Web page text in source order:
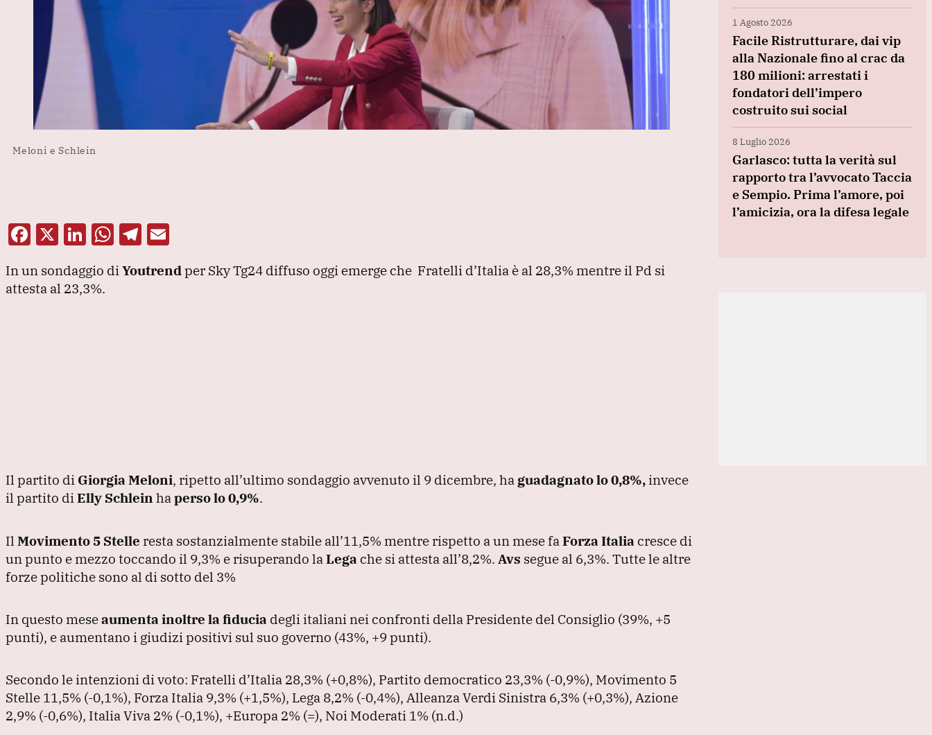
Meloni e Schlein
F
c
e
X Li
k
e
W
at
T
e ai
In un sondaggio diYoutrendper Sky Tg24 diffuso oggi emerge che Fratelli d’Italia è al 28,3% mentre il Pd si
attesta al 23,3%.
Il partito di Giorgia Meloni, ripetto all’ultimo sondaggio avvenuto il 9 dicembre, ha guadagnato lo 0,8%, invece
il partito diElly Schlein haperso lo 0,9%.
Il Movimento 5 Stelle resta sostanzialmente stabile all’11,5% mentre rispetto a un mese fa Forza Italia cresce di
un punto e mezzo toccando il 9,3% e risuperando la Lega che si attesta all’8,2%. Avs segue al 6,3%. Tutte le altre
forze politiche sono al di sotto del 3%
In questo meseaumenta inoltre la fiducia degli italiani nei confronti della Presidente del Consiglio (39%, +5
punti), e aumentano i giudizi positivi sul suo governo (43%, +9 punti).
Secondo le intenzioni di voto: Fratelli d’Italia 28,3% (+0,8%), Partito democratico 23,3% (-0,9%), Movimento 5
Stelle 11,5% (-0,1%), Forza Italia 9,3% (+1,5%), Lega 8,2% (-0,4%), Alleanza Verdi Sinistra 6,3% (+0,3%), Azione
2,9% (-0,6%), Italia Viva 2% (-0,1%), +Europa 2% (=), Noi Moderati 1% (n.d.)
1 Agosto 2026
Facile Ristrutturare, dai vip
alla Nazionale fino al crac da
180 milioni: arrestati i
fondatori dell’impero
costruito sui social
8 Luglio 2026
Garlasco: tutta la verità sul
rapporto tra l’avvocato Taccia
e Sempio. Prima l’amore, poi
l’amicizia, ora la difesa legale